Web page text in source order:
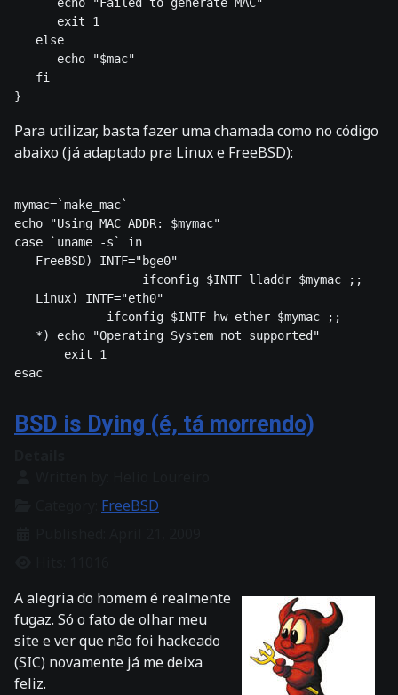
      echo "Failed to generate MAC"
      exit 1
   else
      echo "$mac"
   fi
Para utilizar, basta fazer uma chamada como no código
abaixo (já adaptado pra Linux e FreeBSD):
mymac=`make_mac`
echo "Using MAC ADDR: $mymac"
case `uname -s` in
   FreeBSD) INTF="bge0"
                  ifconfig $INTF lladdr $mymac ;;
   Linux) INTF="eth0"
             ifconfig $INTF hw ether $mymac ;;
   *) echo "Operating System not supported"
       exit 1
BSD is Dying (é, tá morrendo)
FreeBSD
A alegria do homem é realmente
fugaz. Só o fato de olhar meu
site e ver que não foi hackeado
(SIC) novamente já me deixa
feliz.